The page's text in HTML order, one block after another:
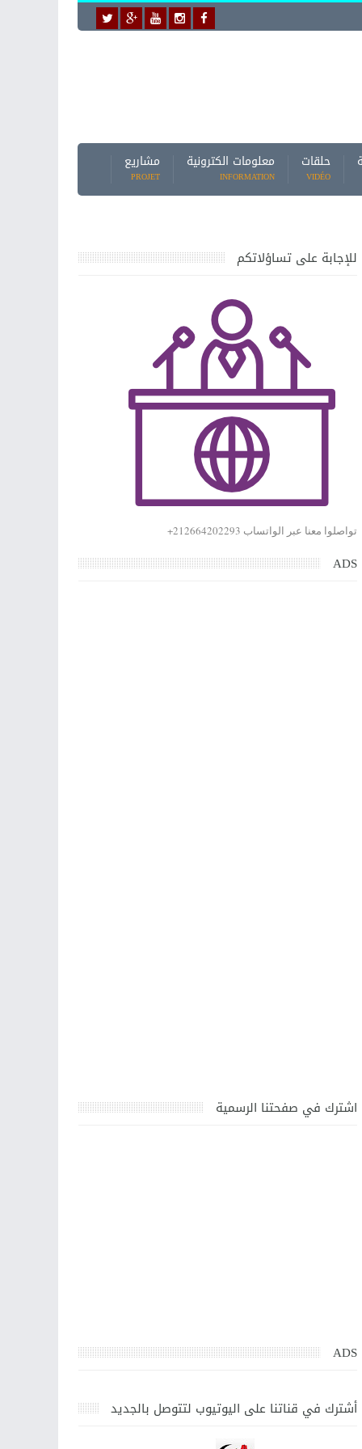
حلقات
VIDÉO
معلومات الكترونية
INFORMATION
مشاريع
PROJET
للإجابة على تساؤلاتكم
تواصلوا معنا عبر الواتساب 212664202293+
ADS
اشترك في صفحتنا الرسمية
ADS
أشترك في قناتنا على اليوتيوب لتتوصل بالجديد